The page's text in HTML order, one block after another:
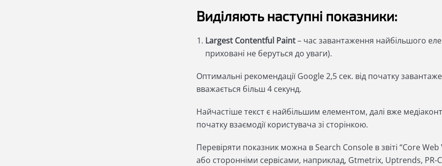
Виділяють наступні показники:
Largest Contentful Paint– час завантаження найбільшого
приховані не беруться до уваги).
Оптимальні рекомендації Google 2,5 сек. від початку
вважається більш 4 секунд.
Найчастіше текст є найбільшим елементом, далі вже
початку взаємодії користувача зі сторінкою.
Перевіряти показник можна в Search Console в звіті “Core
або сторонніми сервісами, наприклад, Gtmetrix, Uptrends, PR-